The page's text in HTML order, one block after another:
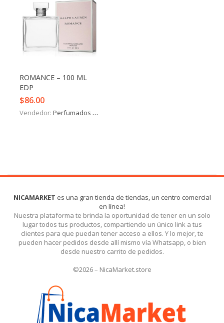
ROMANCE – 100 ML
EDP
$86.00
Vendedor: Perfumados y más
NICAMARKET es una gran tienda de tiendas, un centro comercial
en línea!
Nuestra plataforma te brinda la oportunidad de tener en un solo
lugar todos tus productos, compartiendo un único link a tus
clientes para que puedan tener acceso a ellos. Y lo mejor, te
pueden hacer pedidos desde allí mismo vía Whatsapp, o bien
desde nuestro carrito de pedidos.
©2026 – NicaMarket.store